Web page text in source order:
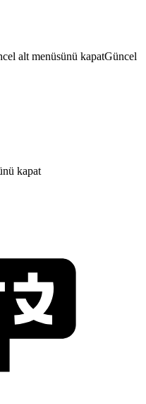
alt menüsünü kapatGüncel
kapat